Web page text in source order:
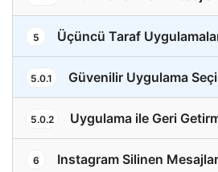
5 Üçüncü Taraf
5.0.1 Güvenilir Uygulama
5.0.2 Uygulama ile Geri
6
Instagram Silinen